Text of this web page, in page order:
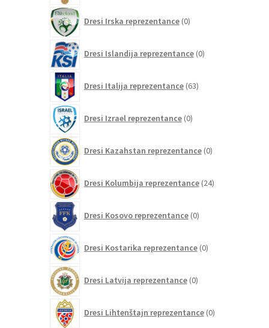
Dresi Irska reprezentance 0izdelkov
Dresi Islandija reprezentance 0izdelkov
Dresi Italija reprezentance 63izdelkov
Dresi Izrael reprezentance 0izdelkov
Dresi Kazahstan reprezentance 0izdelkov
Dresi Kolumbija reprezentance 24izdelkov
Dresi Kosovo reprezentance 0izdelkov
Dresi Kostarika reprezentance 0izdelkov
Dresi Latvija reprezentance 0izdelkov
Dresi Lihtenštajn reprezentance 0izdelkov